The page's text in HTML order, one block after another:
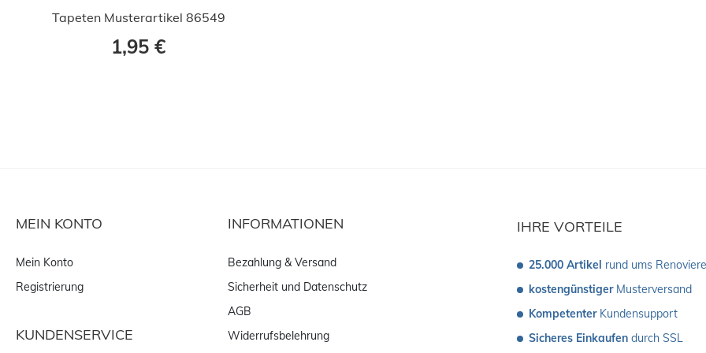
Tapeten Musterartikel 86549
1,95 €
IHRE VORTEILE
25.000 Artikel rund ums
kostengünstiger Musterversand
Kompetenter Kundensupport
Sicheres Einkaufen durch SSL
MEIN KONTO
Mein Konto
Registrierung
KUNDENSERVICE
INFORMATIONEN
Bezahlung & Versand
Sicherheit und Datenschutz
AGB
Widerrufsbelehrung